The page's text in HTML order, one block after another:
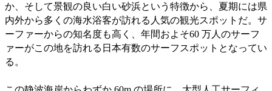
か、そして景観の良い白い砂浜という特徴から、夏期には県
内外から多くの海水浴客が訪れる人気の観光スポットだ。サ
ーファーからの知名度も高く、年間およそ60 万人のサーフ
ァーがこの地を訪れる日本有数のサーフスポットとなってい
る。